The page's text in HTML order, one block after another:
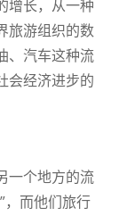
增长，从一种
旅游组织的数
、汽车这种流
会经济进步的
一个地方的流
，而他们旅行